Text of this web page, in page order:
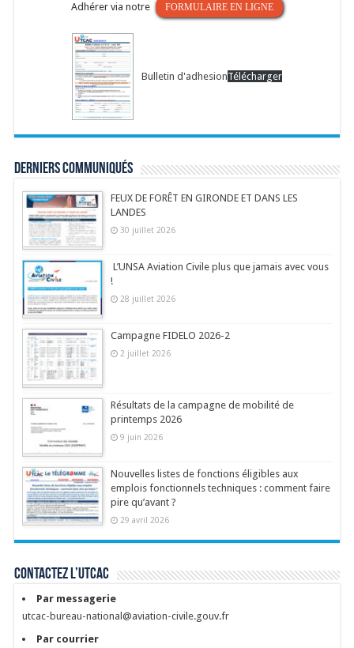
Adhérer via notre FORMULAIRE EN LIGNE
Bulletin d'adhesionTélécharger
Derniers communiqués
FEUX DE FORÊT EN GIRONDE ET DANS LES
LANDES
30 juillet 2026
L’UNSA Aviation Civile plus que jamais avec vous
!
28 juillet 2026
Campagne FIDELO 2026-2
2 juillet 2026
Résultats de la campagne de mobilité de
printemps 2026
9 juin 2026
Nouvelles listes de fonctions éligibles aux
emplois fonctionnels techniques : comment faire
pire qu’avant ?
29 avril 2026
Contactez l’UTCAC
Par messagerie
utcac-bureau-national@aviation-civile.gouv.fr
Par courrier